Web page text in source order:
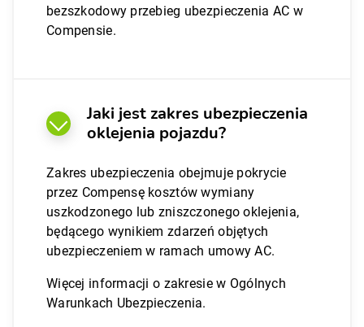
bezszkodowy przebieg ubezpieczenia AC w
Compensie.
Jaki jest zakres ubezpieczenia
oklejenia pojazdu?
Zakres ubezpieczenia obejmuje pokrycie
przez Compensę kosztów wymiany
uszkodzonego lub zniszczonego oklejenia,
będącego wynikiem zdarzeń objętych
ubezpieczeniem w ramach umowy AC.
Więcej informacji o zakresie w Ogólnych
Warunkach Ubezpieczenia.